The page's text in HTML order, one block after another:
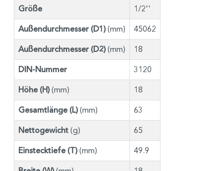
Größe 1/2''
Außendurchmesser (D1)(mm) 45062
Außendurchmesser (D2)(mm) 18
DIN-Nummer 3120
Höhe (H)(mm) 18
Gesamtlänge (L)(mm) 63
Nettogewicht (g) 65
Einstecktiefe (T)(mm) 49.9